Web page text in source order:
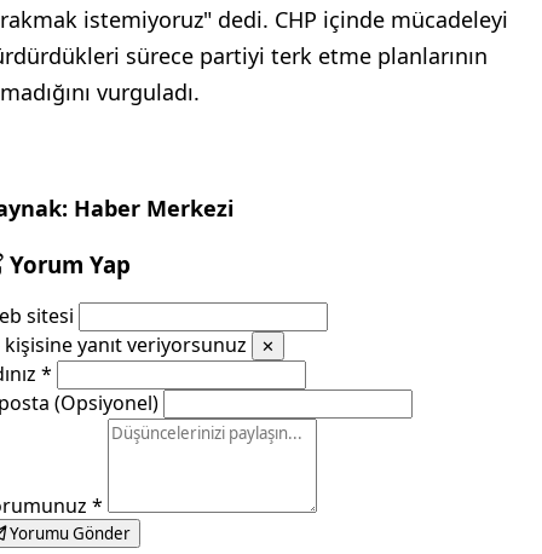
istemiyoruz" dedi. CHP içinde mücadeleyi
sürece partiyi terk etme planlarının
vurguladı.
Haber Merkezi
Yorum Yap
sitesi
kişisine yanıt veriyorsunuz
✕
*
(Opsiyonel)
*
Yorumu Gönder